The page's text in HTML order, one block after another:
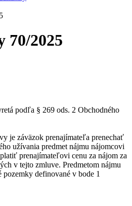
70/2025
podľa § 269 ods. 2 Obchodného
je záväzok prenajímateľa prenechať
užívania predmet nájmu nájomcovi
prenajímateľovi cenu za nájom za
v tejto zmluve. Predmetom nájmu
definované v bode 1